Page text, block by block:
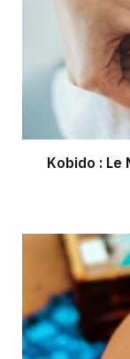
Kobido : Le